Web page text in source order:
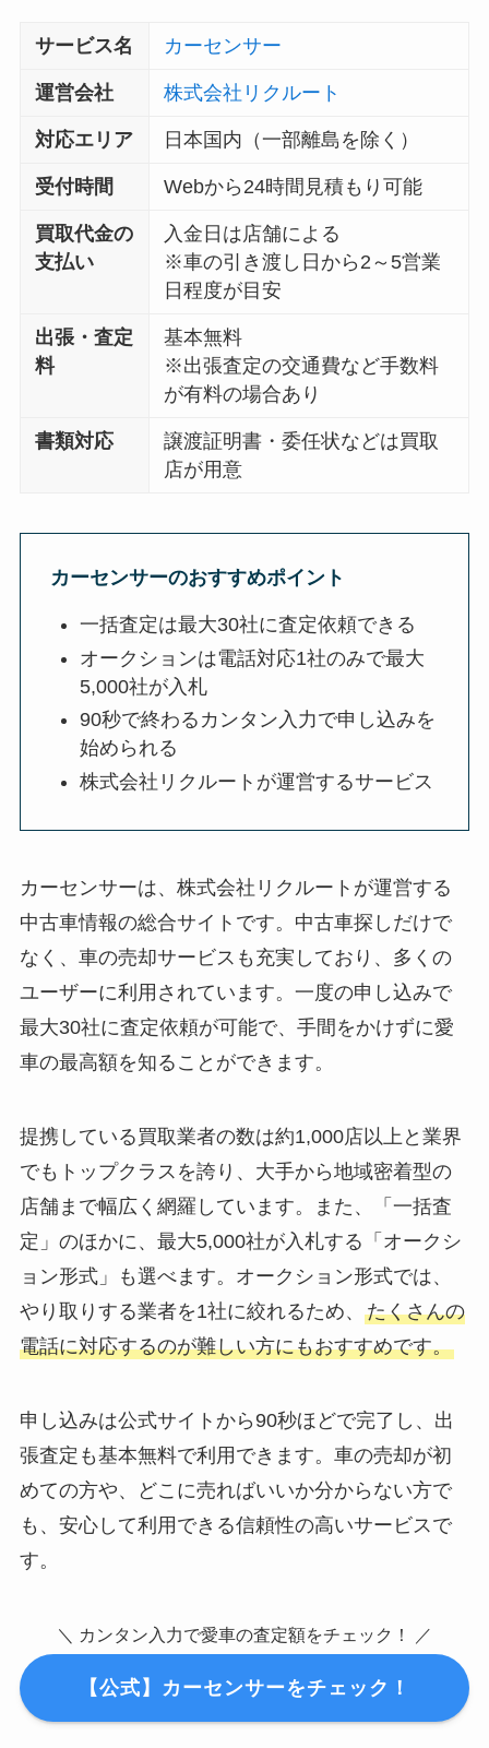
サービス名 カーセンサー
運営会社 株式会社リクルート
対応エリア 日本国内（一部離島を除く）
受付時間 Webから24時間見積もり可能
買取代金の
支払い
入金日は店舗による
※車の引き渡し日から2～5営業
日程度が目安
出張・査定
料
基本無料
※出張査定の交通費など手数料
が有料の場合あり
書類対応
譲渡証明書・委任状などは買取
店が用意
カーセンサーのおすすめポイント
一括査定は最大30社に査定依頼できる
オークションは電話対応1社のみで最大
5,000社が入札
90秒で終わるカンタン入力で申し込みを
始められる
株式会社リクルートが運営するサービス
カーセンサーは、株式会社リクルートが運営する
中古車情報の総合サイトです。中古車探しだけで
なく、車の売却サービスも充実しており、多くの
ユーザーに利用されています。一度の申し込みで
最大30社に査定依頼が可能で、手間をかけずに愛
車の最高額を知ることができます。
提携している買取業者の数は約1,000店以上と業界
でもトップクラスを誇り、大手から地域密着型の
店舗まで幅広く網羅しています。また、「一括査
定」のほかに、最大5,000社が入札する「オークシ
ョン形式」も選べます。オークション形式では、
やり取りする業者を1社に絞れるため、 たくさんの
電話に対応するのが難しい方にもおすすめです。
申し込みは公式サイトから90秒ほどで完了し、出
張査定も基本無料で利用できます。車の売却が初
めての方や、どこに売ればいいか分からない方で
も、安心して利用できる信頼性の高いサービスで
す。
＼ カンタン入力で愛車の査定額をチェック！ ／
【公式】カーセンサーをチェック！